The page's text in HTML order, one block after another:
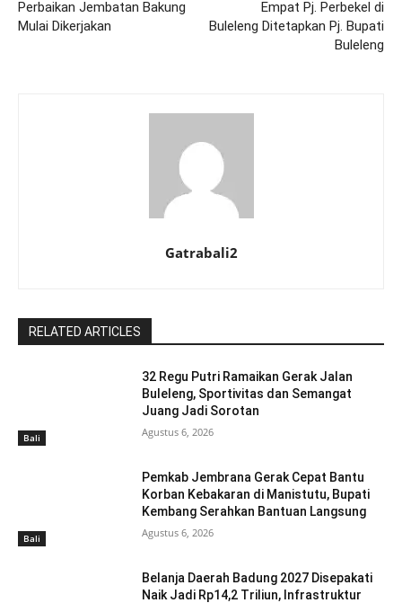
Perbaikan Jembatan Bakung
Mulai Dikerjakan
Empat Pj. Perbekel di
Buleleng Ditetapkan Pj. Bupati
Buleleng
Gatrabali2
RELATED ARTICLES
Bali
32 Regu Putri Ramaikan Gerak Jalan
Buleleng, Sportivitas dan Semangat
Juang Jadi Sorotan
Agustus 6, 2026
Bali
Pemkab Jembrana Gerak Cepat Bantu
Korban Kebakaran di Manistutu, Bupati
Kembang Serahkan Bantuan Langsung
Agustus 6, 2026
Belanja Daerah Badung 2027 Disepakati
Naik Jadi Rp14,2 Triliun, Infrastruktur